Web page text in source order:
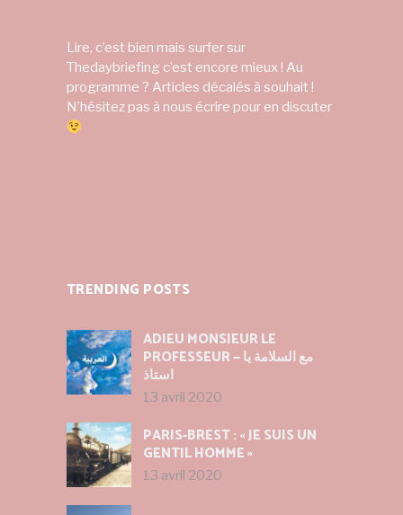
Lire, c’est bien mais surfer sur
Thedaybriefing c’est encore mieux ! Au
programme ? Articles décalés à souhait !
N’hésitez pas à nous écrire pour en discuter
TRENDING POSTS
ADIEU MONSIEUR LE
PROFESSEUR — مع السلامة يا
استاذ
13 avril 2020
PARIS-BREST : « JE SUIS UN
GENTIL HOMME »
13 avril 2020